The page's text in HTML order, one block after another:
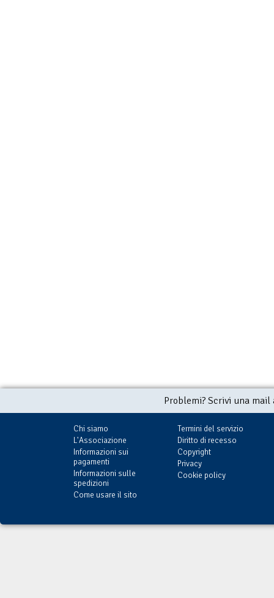
Problemi? Scrivi una
Chi siamo
L'Associazione
Informazioni sui
pagamenti
Informazioni sulle
spedizioni
Come usare il sito
Termini del servizio
Diritto di recesso
Copyright
Privacy
Cookie policy